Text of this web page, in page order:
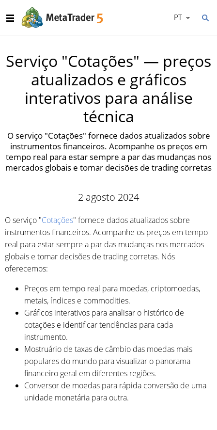
PT
Serviço "Cotações" — preços
atualizados e gráficos
interativos para análise
técnica
O serviço "Cotações" fornece dados atualizados sobre
instrumentos financeiros. Acompanhe os preços em
tempo real para estar sempre a par das mudanças nos
mercados globais e tomar decisões de trading corretas
2 agosto 2024
O serviço "Cotações" fornece dados atualizados sobre
instrumentos financeiros. Acompanhe os preços em tempo
real para estar sempre a par das mudanças nos mercados
globais e tomar decisões de trading corretas. Nós
oferecemos:
Preços em tempo real para moedas, criptomoedas,
metais, índices e commodities.
Gráficos interativos para analisar o histórico de
cotações e identificar tendências para cada
instrumento.
Mostruário de taxas de câmbio das moedas mais
populares do mundo para visualizar o panorama
financeiro geral em diferentes regiões.
Conversor de moedas para rápida conversão de uma
unidade monetária para outra.